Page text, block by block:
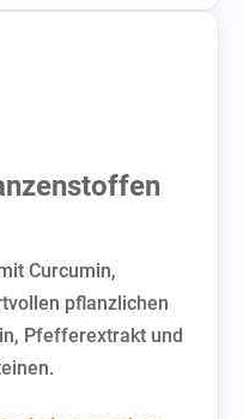
Curcumin,
pflanzlichen
Pfefferextrakt und